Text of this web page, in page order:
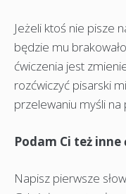
Jeżeli ktoś nie pisze
będzie mu
ćwiczenia jest
rozćwiczyć pisarski
przelewaniu myśli na
Podam Ci też
Napisz pierwsze